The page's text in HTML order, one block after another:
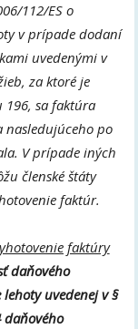
112/ES o
v prípade dodaní
uvedenými v
za ktoré je
sa faktúra
nasledujúceho po
V prípade iných
členské štáty
faktúr.
faktúry
daňového
uvedenej v §
daňového